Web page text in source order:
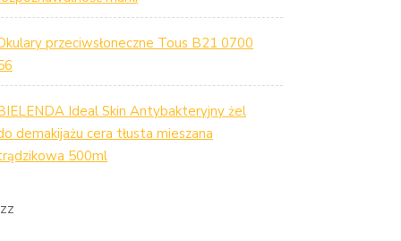
przeciwsłoneczne Tous B21 0700
Ideal Skin Antybakteryjny żel
demakijażu cera tłusta mieszana
500ml